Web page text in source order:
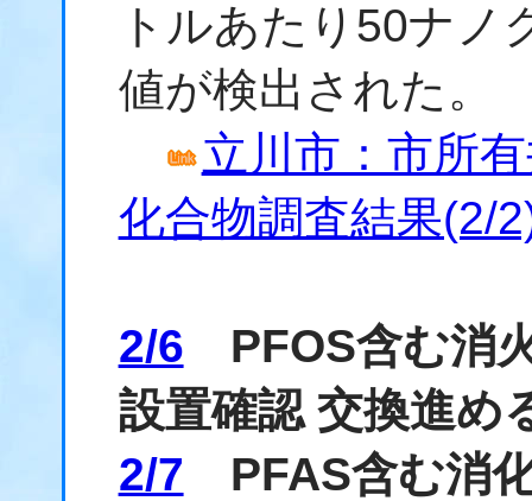
トルあたり50ナノ
値が検出された。
立川市：市所
化合物調査結果(2/
2/6 PFOS含む消
設置確認 交換進め
2/7 PFAS含む消